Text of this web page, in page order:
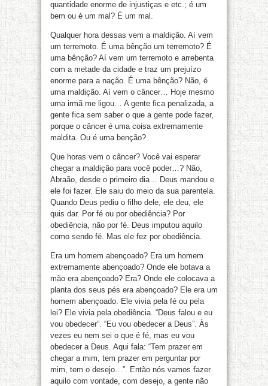
quantidade enorme de injustiças e etc.; é um
bem ou é um mal? É um mal.
Qualquer hora dessas vem a maldição. Aí vem
um terremoto. É uma bênção um terremoto? É
uma bênção? Aí vem um terremoto e arrebenta
com a metade da cidade e traz um prejuízo
enorme para a nação. É uma bênção? Não, é
uma maldição. Aí vem o câncer… Hoje mesmo
uma irmã me ligou… A gente fica penalizada, a
gente fica sem saber o que a gente pode fazer,
porque o câncer é uma coisa extremamente
maldita. Ou é uma benção?
Que horas vem o câncer? Você vai esperar
chegar a maldição para você poder…? Não,
Abraão, desde o primeiro dia… Deus mandou e
ele foi fazer. Ele saiu do meio da sua parentela.
Quando Deus pediu o filho dele, ele deu, ele
quis dar. Por fé ou por obediência? Por
obediência, não por fé. Deus imputou aquilo
como sendo fé. Mas ele fez por obediência.
Era um homem abençoado? Era um homem
extremamente abençoado? Onde ele botava a
mão era abençoado? Era? Onde ele colocava a
planta dos seus pés era abençoado? Ele era um
homem abençoado. Ele vivia pela fé ou pela
lei? Ele vivia pela obediência. “Deus falou e eu
vou obedecer”. “Eu vou obedecer a Deus”. Às
vezes eu nem sei o que é fé, mas eu vou
obedecer a Deus. Aqui fala: “Tem prazer em
chegar a mim, tem prazer em perguntar por
mim, tem o desejo…”. Então nós vamos fazer
aquilo com vontade, com desejo, a gente não